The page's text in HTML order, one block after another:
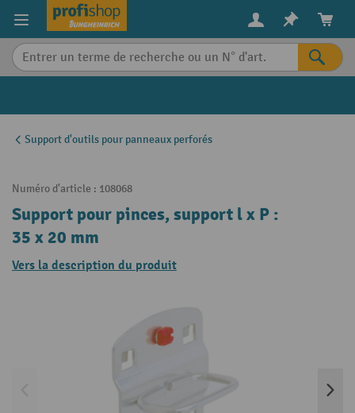
content
Support d'outils pour panneaux perforés
Numéro d'article : 108068
Support pour pinces, support l x P :
35 x 20 mm
Vers la description du produit